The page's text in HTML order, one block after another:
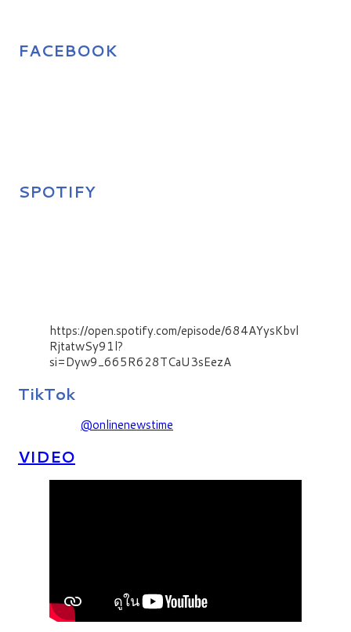
FACEBOOK
SPOTIFY
https://open.spotify.com/episode/684AYysKbvl
RjtatwSy91l?
si=Dyw9_665R628TCaU3sEezA
TikTok
@onlinenewstime
VIDEO